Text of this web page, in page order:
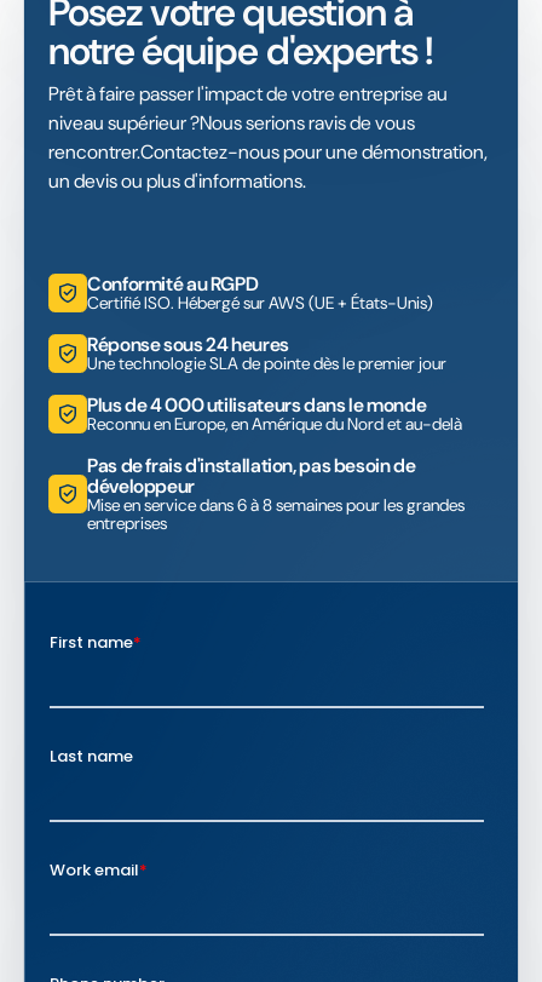
Posez votre question à
notre équipe d'experts !
Prêt à faire passer l'impact de votre entreprise au
niveau supérieur ?Nous serions ravis de vous
rencontrer.Contactez-nous pour une démonstration,
un devis ou plus d'informations.
Conformité au RGPD
Certifié ISO. Hébergé sur AWS (UE + États-Unis)
Réponse sous 24 heures
Une technologie SLA de pointe dès le premier jour
Plus de 4 000 utilisateurs dans le monde
Reconnu en Europe, en Amérique du Nord et au-delà
Pas de frais d'installation, pas besoin de
développeur
Mise en service dans 6 à 8 semaines pour les grandes
entreprises